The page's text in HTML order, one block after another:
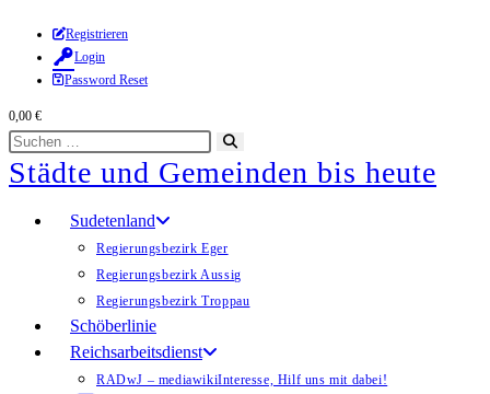
Zum
Inhalt
springen
Registrieren
Login
Password Reset
0,00 €
Diese
Website
durchsuchen
starten
Städte und Gemeinden bis heute
Sudetenland
Regierungsbezirk Eger
Regierungsbezirk Aussig
Regierungsbezirk Troppau
Schöberlinie
Reichsarbeitsdienst
RADwJ – mediawikiInteresse, Hilf uns mit dabei!